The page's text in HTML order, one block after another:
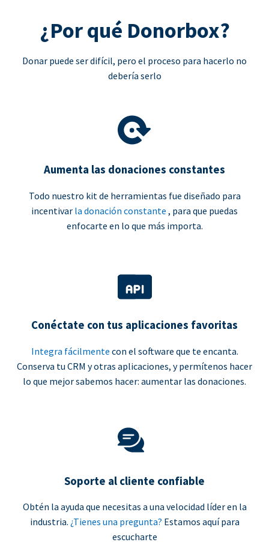
¿Por qué Donorbox?
Donar puede ser difícil, pero el proceso para hacerlo no
debería serlo
Aumenta las donaciones constantes
Todo nuestro kit de herramientas fue diseñado para
incentivar la donación constante , para que puedas
enfocarte en lo que más importa.
Conéctate con tus aplicaciones favoritas
Integra fácilmente con el software que te encanta.
Conserva tu CRM y otras aplicaciones, y permítenos hacer
lo que mejor sabemos hacer: aumentar las donaciones.
Soporte al cliente confiable
Obtén la ayuda que necesitas a una velocidad líder en la
industria. ¿Tienes una pregunta? Estamos aquí para
escucharte